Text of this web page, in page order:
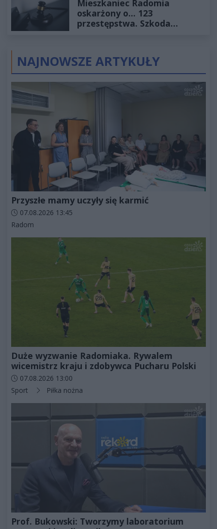
Mieszkaniec Radomia
oskarżony o... 123
przestępstwa. Szkoda
NAJNOWSZE ARTYKUŁY
Przyszłe mamy uczyły się karmić
Data dodania artykułu:
07.08.2026 13:45
Kategorie artykułu:
Radom
Duże wyzwanie Radomiaka. Rywalem
wicemistrz kraju i zdobywca Pucharu Polski
Data dodania artykułu:
07.08.2026 13:00
Kategorie artykułu:
Sport Piłka nożna
Prof. Bukowski: Tworzymy laboratorium